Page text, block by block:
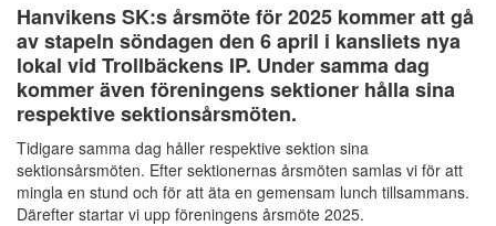
Hanvikens SK:s årsmöte för 2025 kommer att gå
av stapeln söndagen den 6 april i kansliets nya
lokal vid Trollbäckens IP. Under samma dag
kommer även föreningens sektioner hålla sina
respektive sektionsårsmöten.
Tidigare samma dag håller respektive sektion sina
sektionsårsmöten. Efter sektionernas årsmöten samlas vi för att
mingla en stund och för att äta en gemensam lunch tillsammans.
Därefter startar vi upp föreningens årsmöte 2025.